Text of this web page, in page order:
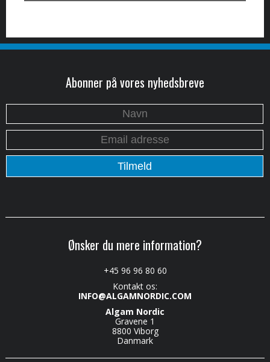
Abonner på vores nyhedsbreve
Ønsker du mere information?
+45 96 96 80 60
Kontakt os:
INFO@ALGAMNORDIC.COM
Algam Nordic
Gravene 1
8800 Viborg
Danmark